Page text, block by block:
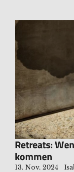
Retreats:
kommen
13. Nov. 2024